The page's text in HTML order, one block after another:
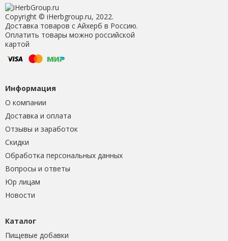
Copyright © iHerbgroup.ru, 2022.
Доставка товаров с Айхерб в Россию.
Оплатить товары можно российской
картой
Информация
О компании
Доставка и оплата
Отзывы и заработок
Скидки
Обработка персональных данных
Вопросы и ответы
Юр лицам
Новости
Каталог
Пищевые добавки